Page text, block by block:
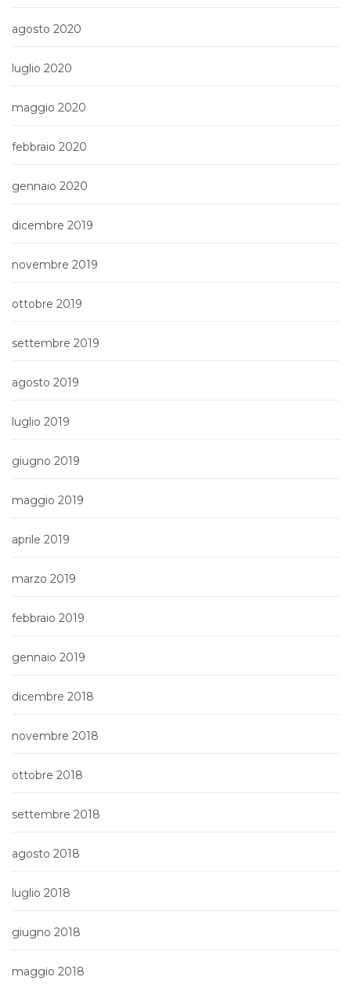
agosto 2020
luglio 2020
maggio 2020
febbraio 2020
gennaio 2020
dicembre 2019
novembre 2019
ottobre 2019
settembre 2019
agosto 2019
luglio 2019
giugno 2019
maggio 2019
aprile 2019
marzo 2019
febbraio 2019
gennaio 2019
dicembre 2018
novembre 2018
ottobre 2018
settembre 2018
agosto 2018
luglio 2018
giugno 2018
maggio 2018